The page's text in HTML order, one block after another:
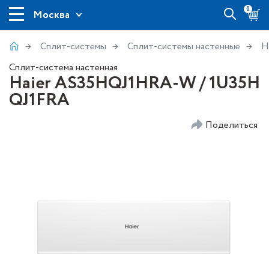
Москва 0
Сплит-системы Сплит-системы настенные
Сплит-система настенная
Haier AS35HQJ1HRA-W / 1U35H
QJ1FRA
Поделиться